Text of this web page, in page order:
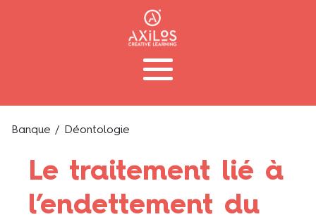
Banque / Déontologie
Le traitement lié à
l’endettement du